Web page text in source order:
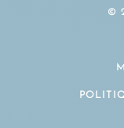
©